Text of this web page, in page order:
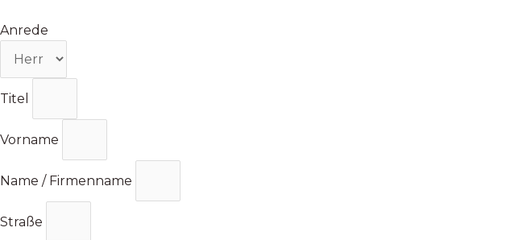
Inhalt
Anrede
Titel
Vorname
Name / Firmenname
Straße